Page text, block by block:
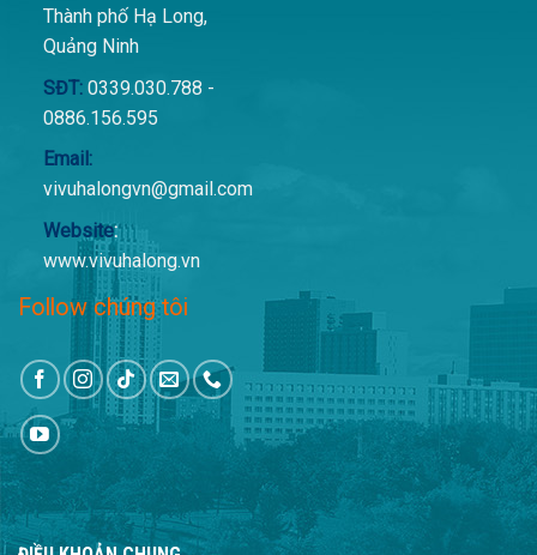
Thành phố Hạ Long,
Quảng Ninh
SĐT:0339.030.788 -
0886.156.595
Email:
vivuhalongvn@gmail.com
Website:
www.vivuhalong.vn
Follow chúng tôi